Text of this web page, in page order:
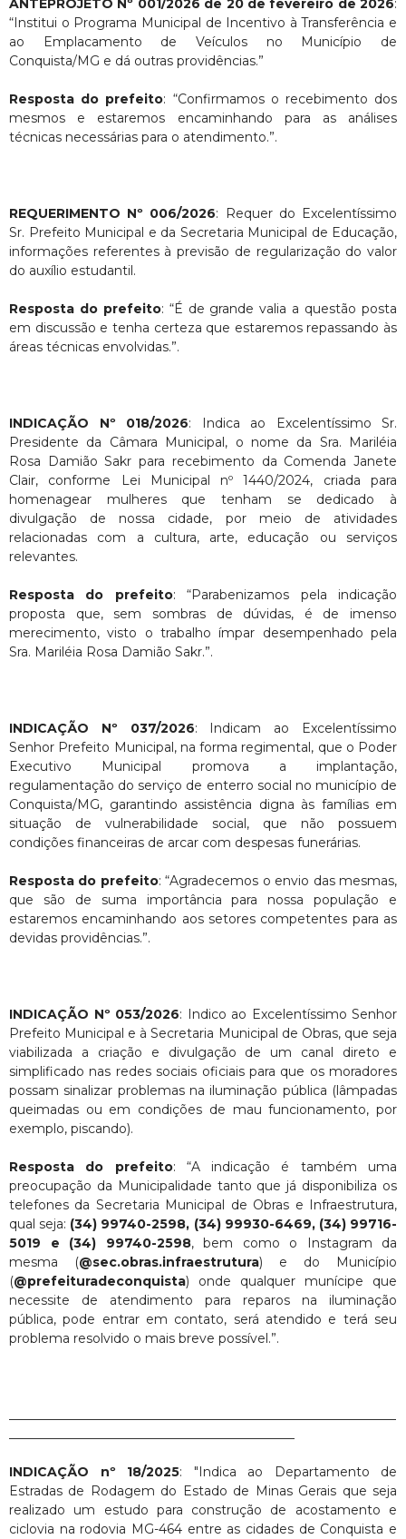
ANTEPROJETO Nº 001/2026 de 20 de fevereiro de 2026:
“Institui o Programa Municipal de Incentivo à Transferência e
ao Emplacamento de Veículos no Município de
Conquista/MG e dá outras providências.”
Resposta do prefeito: “Confirmamos o recebimento dos
mesmos e estaremos encaminhando para as análises
técnicas necessárias para o atendimento.”.
REQUERIMENTO Nº 006/2026: Requer do Excelentíssimo
Sr. Prefeito Municipal e da Secretaria Municipal de Educação,
informações referentes à previsão de regularização do valor
do auxílio estudantil.
Resposta do prefeito: “É de grande valia a questão posta
em discussão e tenha certeza que estaremos repassando às
áreas técnicas envolvidas.”.
INDICAÇÃO Nº 018/2026: Indica ao Excelentíssimo Sr.
Presidente da Câmara Municipal, o nome da Sra. Mariléia
Rosa Damião Sakr para recebimento da Comenda Janete
Clair, conforme Lei Municipal nº 1440/2024, criada para
homenagear mulheres que tenham se dedicado à
divulgação de nossa cidade, por meio de atividades
relacionadas com a cultura, arte, educação ou serviços
relevantes.
Resposta do prefeito: “Parabenizamos pela indicação
proposta que, sem sombras de dúvidas, é de imenso
merecimento, visto o trabalho ímpar desempenhado pela
Sra. Mariléia Rosa Damião Sakr.”.
INDICAÇÃO Nº 037/2026: Indicam ao Excelentíssimo
Senhor Prefeito Municipal, na forma regimental, que o Poder
Executivo Municipal promova a implantação,
regulamentação do serviço de enterro social no município de
Conquista/MG, garantindo assistência digna às famílias em
situação de vulnerabilidade social, que não possuem
condições financeiras de arcar com despesas funerárias.
Resposta do prefeito: “Agradecemos o envio das mesmas,
que são de suma importância para nossa população e
estaremos encaminhando aos setores competentes para as
devidas providências.”.
INDICAÇÃO Nº 053/2026: Indico ao Excelentíssimo Senhor
Prefeito Municipal e à Secretaria Municipal de Obras, que seja
viabilizada a criação e divulgação de um canal direto e
simplificado nas redes sociais oficiais para que os moradores
possam sinalizar problemas na iluminação pública (lâmpadas
queimadas ou em condições de mau funcionamento, por
exemplo, piscando).
Resposta do prefeito: “A indicação é também uma
preocupação da Municipalidade tanto que já disponibiliza os
telefones da Secretaria Municipal de Obras e Infraestrutura,
qual seja: (34) 99740-2598, (34) 99930-6469, (34) 99716-
5019 e (34) 99740-2598, bem como o Instagram da
mesma (@sec.obras.infraestrutura) e do Município
(@prefeituradeconquista) onde qualquer munícipe que
necessite de atendimento para reparos na iluminação
pública, pode entrar em contato, será atendido e terá seu
problema resolvido o mais breve possível.”.
INDICAÇÃO nº 18/2025: "Indica ao Departamento de
Estradas de Rodagem do Estado de Minas Gerais que seja
realizado um estudo para construção de acostamento e
ciclovia na rodovia MG-464 entre as cidades de Conquista e